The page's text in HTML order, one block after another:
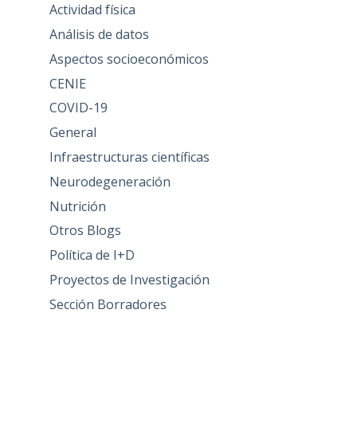
Actividad física
Análisis de datos
Aspectos socioeconómicos
CENIE
COVID-19
General
Infraestructuras científicas
Neurodegeneración
Nutrición
Otros Blogs
Política de I+D
Proyectos de Investigación
Sección Borradores